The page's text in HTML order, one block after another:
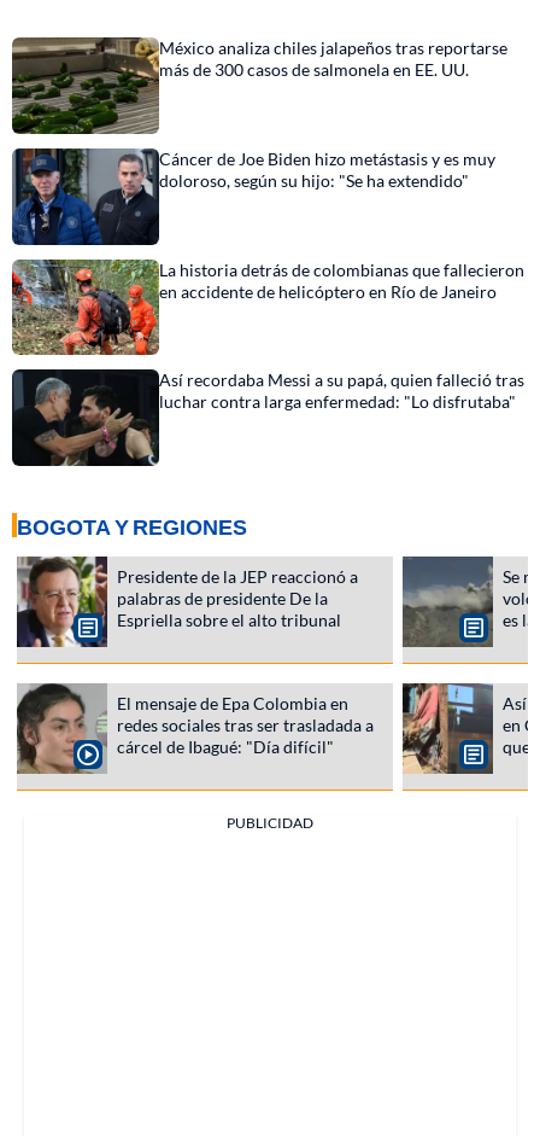
México analiza chiles jalapeños tras reportarse
más de 300 casos de salmonela en EE. UU.
Cáncer de Joe Biden hizo metástasis y es muy
doloroso, según su hijo: "Se ha extendido"
La historia detrás de colombianas que fallecieron
en accidente de helicóptero en Río de Janeiro
Así recordaba Messi a su papá, quien falleció tras
luchar contra larga enfermedad: "Lo disfrutaba"
BOGOTA Y REGIONES
Presidente de la JEP reaccionó a
palabras de presidente De la
Espriella sobre el alto tribunal
El mensaje de Epa Colombia en
redes sociales tras ser trasladada a
cárcel de Ibagué: "Día difícil"
Se
es
Así
en
que
PUBLICIDAD